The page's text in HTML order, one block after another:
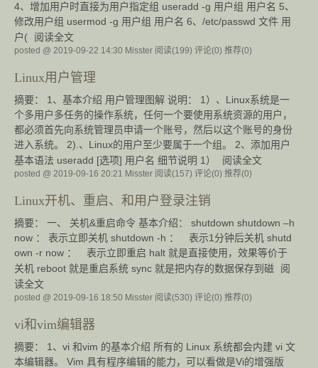
4、增加用户时直接为用户指定组 useradd -g 用户组 用户名 5、
修改用户组 usermod -g 用户组 用户名 6、/etc/passwd 文件 用
户(
阅读全文
posted @ 2019-09-22 14:30 Misster 阅读(199) 评论(0) 推荐(0)
Linux用户管理
摘要： 1、基本介绍 用户管理图解 说明： 1）、Linux系统是一
个多用户多任务的操作系统，任何一个要使用系统资源的用户，
都必须首先向系统管理员申请一个账号，然后以这个账号的身份
进入系统。 2).、Linux的用户至少要属于一个组。 2、添加用户
基本语法 useradd [选项] 用户名 细节说明 1）
阅读全文
posted @ 2019-09-16 20:21 Misster 阅读(157) 评论(0) 推荐(0)
Linux开机、重启、和用户登录注销
摘要： 一、 关机&重启命令 基本介绍： shutdown shutdown –h
now ： 表示立即关机 shutdown -h ： 表示1分钟后关机 shutd
own -r now ： 表示立即重启 halt 就是直接使用，效果等价于
关机 reboot 就是重启系统 sync 就是把内存的数据保存到磁
阅
读全文
posted @ 2019-09-16 18:50 Misster 阅读(530) 评论(0) 推荐(0)
vi和vim编辑器
摘要： 1、vi 和vim 的基本介绍 所有的 Linux 系统都会内建 vi 文
本编辑器。 Vim 具有程序编辑的能力，可以看做是Vi的增强版